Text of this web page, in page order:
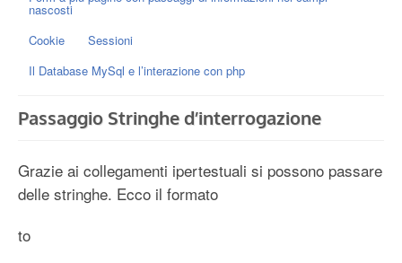
nascosti
Cookie
Sessioni
Il Database MySql e l’interazione con php
Passaggio Stringhe d’interrogazione
Grazie ai collegamenti ipertestuali si possono passare
delle stringhe. Ecco il formato
to